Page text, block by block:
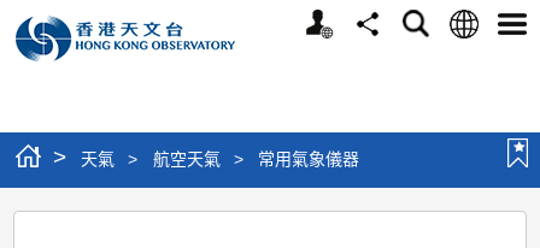
個
分
搜
語
選
> 天氣 > 航空天氣 > 常用氣象儀器
常